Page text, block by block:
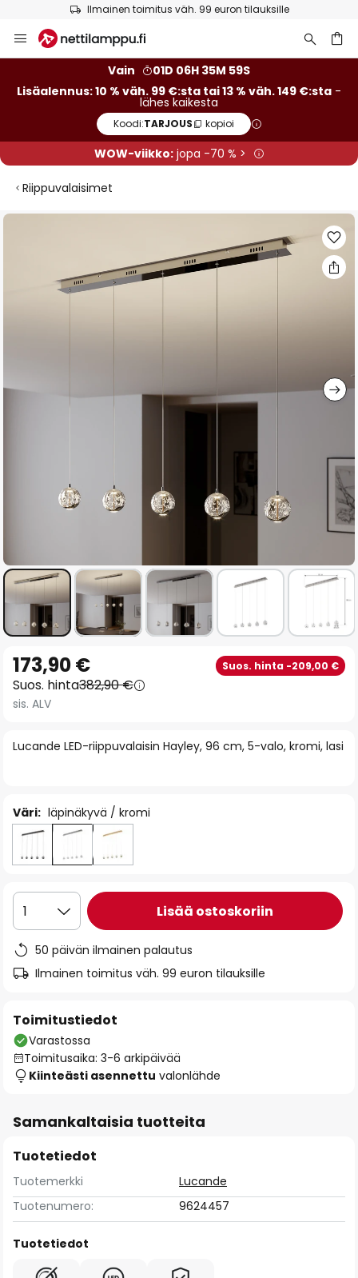
Ilmainen toimitus väh. 99 euron tilauksille
to
Vain
01D 06H 35M 59S
Lisäalennus: 10 % väh. 99 €:sta tai 13 % väh. 149 €:sta -
lähes kaikesta
Koodi:TARJOUS kopioi
WOW-viikko:jopa -70 % >
Riippuvalaisimet
Skip
to
the
beginning
the
Lucande LED-riippuvalaisin Hayley, 96 cm, 5-valo, kromi, lasi
173,90 € Suos. hinta -209,00 €
Suos. hinta382,90 €
sis. ALV
Väri: läpinäkyvä / kromi
1 Lisää ostoskoriin
50 päivän ilmainen palautus
Ilmainen toimitus väh. 99 euron tilauksille
Toimitustiedot
Varastossa
Toimitusaika: 3-6 arkipäivää
Kiinteästi asennettu valonlähde
Samankaltaisia tuotteita
Tuotetiedot
Tuotemerkki
Lucande
Tuotenumero:
9624457
Tuotetiedot